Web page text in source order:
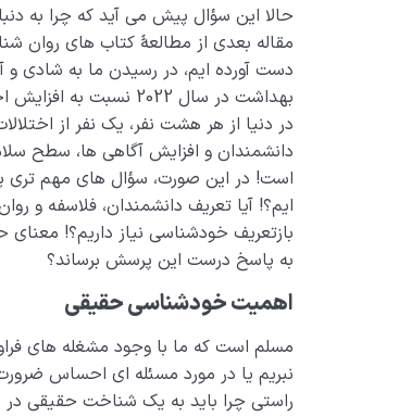
حالا این سؤال پیش می آید که چرا به
مقاله بعدی از مطالعۀ کتاب های روان
دست آورده ­ایم، در رسیدن ما به شادی
بهداشت در سال 2022
در دنیا از هر هشت نفر، یک نفر از
دانشمندان و افزایش آگاهی ­ها، سطح
است! در این صورت، سؤال­ های مهم ­تری
­ایم؟! آیا تعریف دانشمندان، فلاسفه و
بازتعریف خودشناسی نیاز داریم؟!
به پاسخ درست این پرسش برساند؟
اهمیت خودشناسی حقیقی
مسلم است که ما با وجود مشغله­ های
نبریم یا در مورد مسئله­ ای احساس
راستی چرا باید به یک شناخت حقیقی در